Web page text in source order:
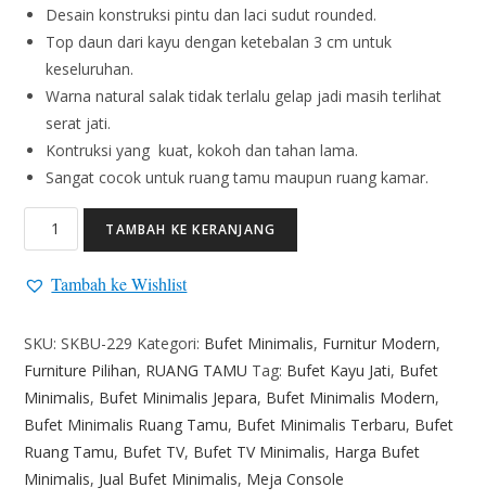
Desain konstruksi pintu dan laci sudut rounded.
Top daun dari kayu dengan ketebalan 3 cm untuk
keseluruhan.
Warna natural salak tidak terlalu gelap jadi masih terlihat
serat jati.
Kontruksi yang kuat, kokoh dan tahan lama.
Sangat cocok untuk ruang tamu maupun ruang kamar.
TAMBAH KE KERANJANG
Tambah ke Wishlist
SKU:SKBU-229 Kategori: Bufet Minimalis, Furnitur Modern,
Furniture Pilihan, RUANG TAMU Tag: Bufet Kayu Jati, Bufet
Minimalis, Bufet Minimalis Jepara, Bufet Minimalis Modern,
Bufet Minimalis Ruang Tamu, Bufet Minimalis Terbaru, Bufet
Ruang Tamu, Bufet TV, Bufet TV Minimalis, Harga Bufet
Minimalis, Jual Bufet Minimalis, Meja Console